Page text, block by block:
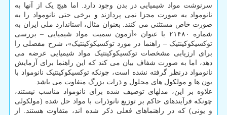
سرنوشت مواد شیمیایی در بدن وجود دارد. اما هیچ یک از آنها به
نانومواد به صورت مجزا نمی پردازند و برخی حتی نانومواد را به
صورت خاص مستثنی می کنند. بعنوان مثال، استاندارد ملی ایران به
شماره ۲۱۴۸۰ با عنوان «آزمون سمیت مواد شیمیایی – بررسی
توکسیکوکینتیک – راهنما در مورد توکسیکوکینتیک»، شرح مفصلی را
برای ارزیابی مشخصات توکسیکوکینتیک مواد شیمیایی عرضه می
دهد، اما به صورت شفاف بیان می کند که این راهنما برای آزمایش
نانومواد درنظر گرفته نشده است، چونکه توکسیکوکینتیک نانومواد با
یون ها و مولکول های محلول و ذرات بزرگ متفاوت می باشد.
علاوه بر این، مدلهای توصیف شده برای نانومواد مناسب نیستند،
چونکه فرآیندهای حاکم بر توزیع نانوذرات با مواد حل شده (مولکولی
و یونی) که در راهنماهای فعلی ذکر شده اند، متفاوت هستند. از